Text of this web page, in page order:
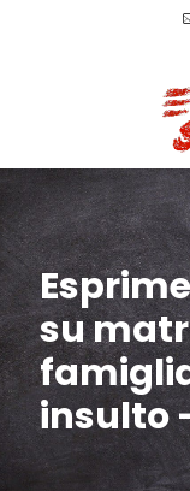
su
insulto